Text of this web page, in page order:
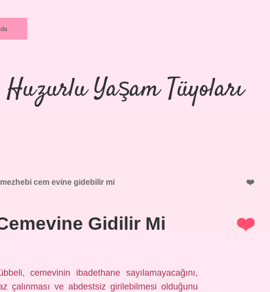
Huzurlu Yaşam Tüyoları
cem evine gidebilir mi
Gidilir Mi
cemevinin ibadethane sayılamayacağını,
çalınması ve abdestsiz girilebilmesi olduğunu